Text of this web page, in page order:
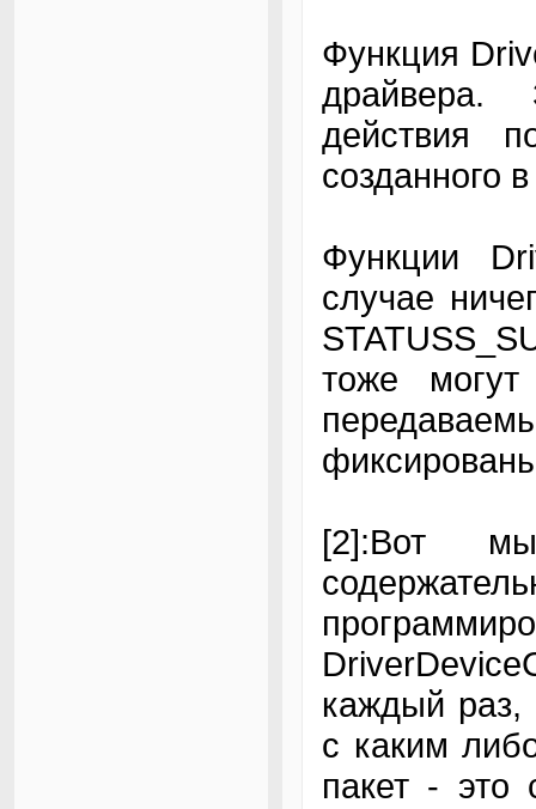
Функция
действия
созданного
Функции
случае
тоже
[2]:Вот
каждый раз,
с каким
пакет - это